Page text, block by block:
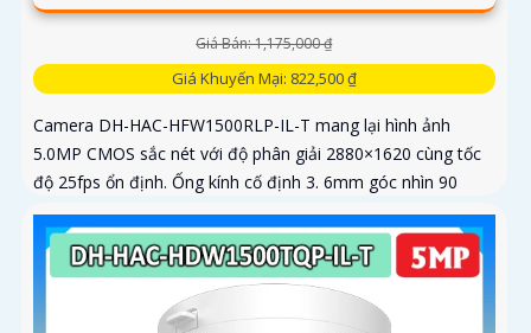
Giá Bán: 1,175,000 ₫
Giá Khuyến Mại: 822,500 ₫
Camera DH-HAC-HFW1500RLP-IL-T mang lại hình ảnh
5.0MP CMOS sắc nét với độ phân giải 2880×1620 cùng tốc
độ 25fps ổn định. Ống kính cố định 3. 6mm góc nhìn 90